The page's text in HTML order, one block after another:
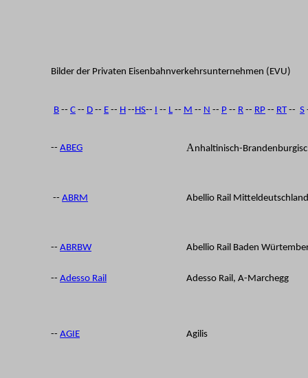
Bilder der Privaten Eisenbahnverkehrsunternehmen (EVU)
B -- C -- D -- E -- H --HS-- I -- L -- M -- N -- P -- R -- RP -- RT-- S
-- ABEG A nhaltinisch-
-- ABRM Abellio Rail Mitteldeutschland
-- ABRBW Abellio Rail Baden
-- Adesso Rail Adesso Rail, A-Marchegg
-- AGIE Agilis